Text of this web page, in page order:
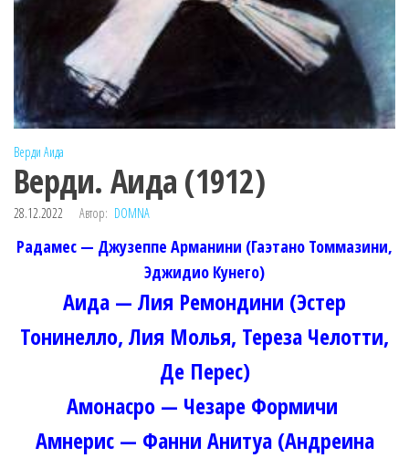
Верди Аида
Верди. Аида (1912)
28.12.2022 Автор: DOMNA
Радамес — Джузеппе Арманини (Гаэтано Томмазини,
Эджидио Кунего)
Аида — Лия Ремондини (Эстер
Тонинелло, Лия Молья, Тереза Челотти,
Де Перес)
Амонасро — Чезаре Формичи
Амнерис — Фанни Анитуа (Андреина